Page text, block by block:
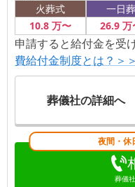
火葬式
10.8万〜
一日葬
26.9 万
申請すると給付金を受
費給付金制度とは？＞＞
葬儀社の詳細へ
夜間・休
葬儀